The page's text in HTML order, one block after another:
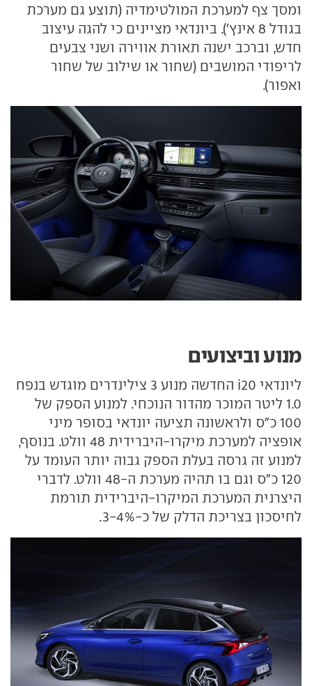
ומסך צף למערכת המולטימדיה (תוצע גם מערכת
בגודל 8 אינץ'). ביונדאי מציינים כי להגה עיצוב
חדש, וברכב ישנה תאורת אווירה ושני צבעים
לריפודי המושבים (שחור או שילוב של שחור
ואפור).
מנוע וביצועים
ליונדאי i20 החדשה מנוע 3 צילינדרים מוגדש בנפח
1.0 ליטר המוכר מהדור הנוכחי. למנוע הספק של
100 כ"ס ולראשונה תציעה יונדאי בסופר מיני
אופציה למערכת מיקרו-היברידית 48 וולט. בנוסף,
למנוע זה גרסה בעלת הספק גבוה יותר העומד על
120 כ"ס וגם בו תהיה מערכת ה-48 וולט. לדברי
היצרנית המערכת המיקרו-היברידית תורמת
לחיסכון בצריכת הדלק של כ-3-4%.